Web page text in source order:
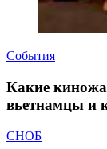
События
Какие
вьетнамцы и
СНОБ